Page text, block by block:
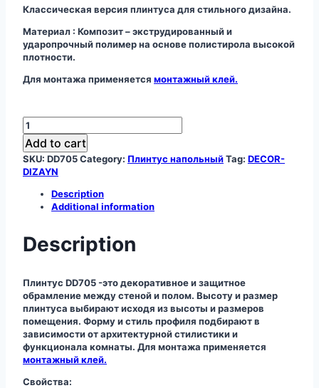
Классическая версия плинтуса для стильного дизайна.
Материал : Композит – экструдированный и
ударопрочный полимер на основе полистирола высокой
плотности.
Для монтажа применяется монтажный клей.
Плинтус
DD705
quantity
Add to cart
SKU: DD705Category: Плинтус напольныйTag: DECOR-
DIZAYN
Description
Additional information
Description
Плинтус DD705 -это декоративное и защитное
обрамление между стеной и полом. Высоту и размер
плинтуса выбирают исходя из высоты и размеров
помещения. Форму и стиль профиля подбирают в
зависимости от архитектурной стилистики и
функционала комнаты. Для монтажа применяется
монтажный клей.
Свойства: